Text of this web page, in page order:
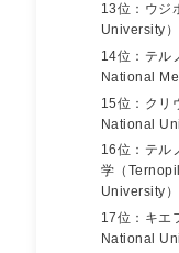
13位：ウジ
University）
14位：テル
National
15位：クリ
National
16位：テル
学（
University）
17位：キエ
National